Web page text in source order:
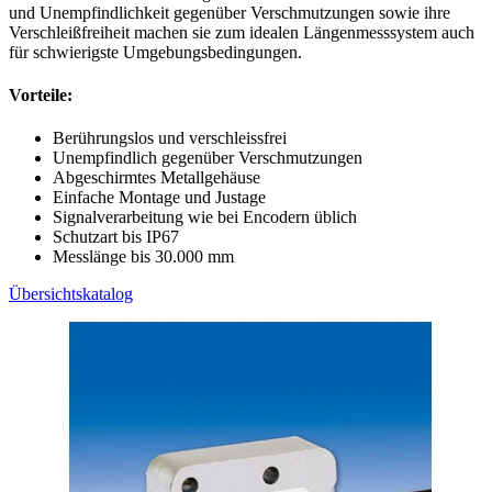
und Unempfindlichkeit gegenüber Verschmutzungen sowie ihre
Verschleißfreiheit machen sie zum idealen Längenmesssystem auch
für schwierigste Umgebungsbedingungen.
Vorteile:
Berührungslos und verschleissfrei
Unempfindlich gegenüber Verschmutzungen
Abgeschirmtes Metallgehäuse
Einfache Montage und Justage
Signalverarbeitung wie bei Encodern üblich
Schutzart bis IP67
Messlänge bis 30.000 mm
Übersichtskatalog